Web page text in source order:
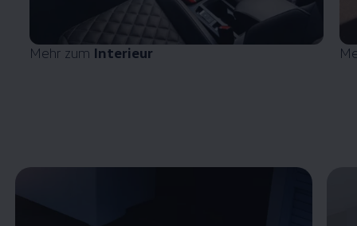
Mehr zum Interieur
Enable fullscreen mode